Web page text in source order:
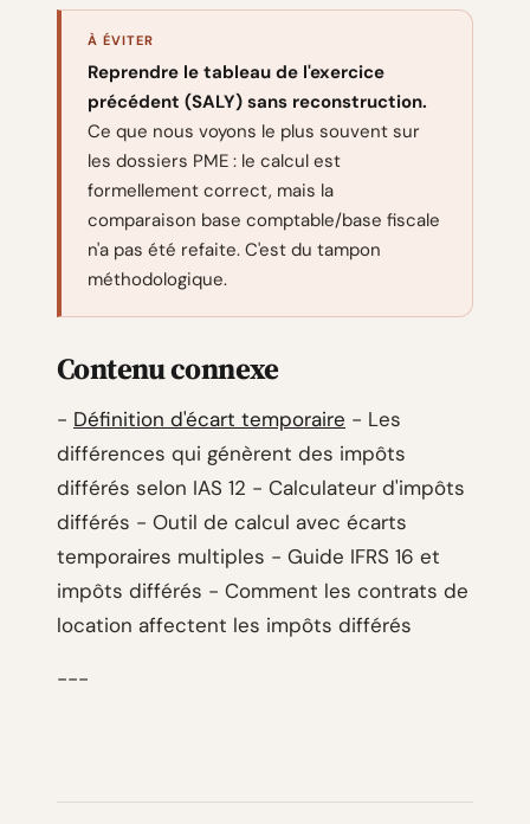
À ÉVITER
Reprendre le tableau de l'exercice
précédent (SALY) sans reconstruction.
Ce que nous voyons le plus souvent sur
les dossiers PME : le calcul est
formellement correct, mais la
comparaison base comptable/base fiscale
n'a pas été refaite. C'est du tampon
méthodologique.
Contenu connexe
- Définition d'écart temporaire - Les
différences qui génèrent des impôts
différés selon IAS 12 - Calculateur d'impôts
différés - Outil de calcul avec écarts
temporaires multiples - Guide IFRS 16 et
impôts différés - Comment les contrats de
location affectent les impôts différés
---